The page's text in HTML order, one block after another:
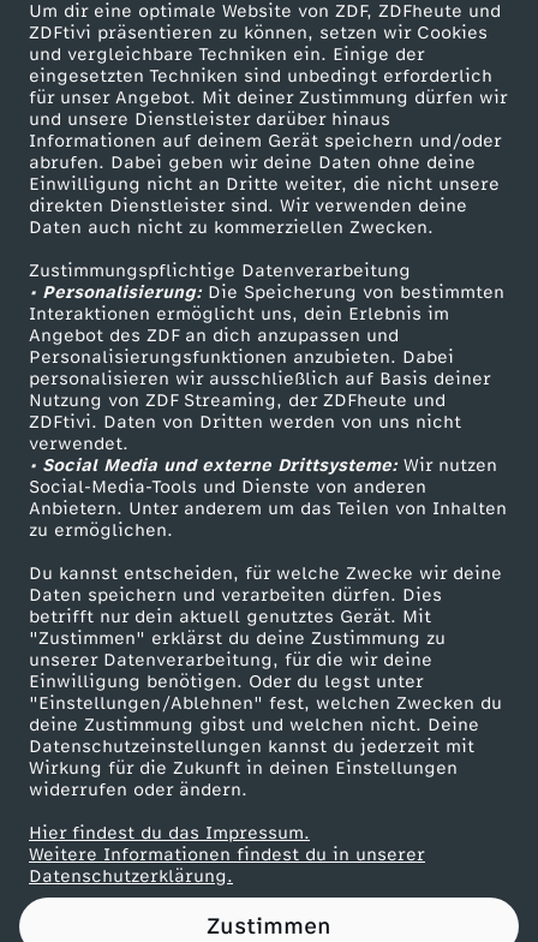
Um dir eine optimale Website von ZDF, ZDFheute und
ZDFtivi präsentieren zu können, setzen wir Cookies
und vergleichbare Techniken ein. Einige der
eingesetzten Techniken sind unbedingt erforderlich
für unser Angebot. Mit deiner Zustimmung dürfen wir
und unsere Dienstleister darüber hinaus
Informationen auf deinem Gerät speichern und/oder
abrufen. Dabei geben wir deine Daten ohne deine
Einwilligung nicht an Dritte weiter, die nicht unsere
direkten Dienstleister sind. Wir verwenden deine
Daten auch nicht zu kommerziellen Zwecken.
Zustimmungspflichtige Datenverarbeitung
• Personalisierung:Die Speicherung von bestimmten
Interaktionen ermöglicht uns, dein Erlebnis im
Angebot des ZDF an dich anzupassen und
Personalisierungsfunktionen anzubieten. Dabei
personalisieren wir ausschließlich auf Basis deiner
Nutzung von ZDF Streaming, der ZDFheute und
ZDFtivi. Daten von Dritten werden von uns nicht
verwendet.
• Social Media und externe Drittsysteme:Wir nutzen
Social-Media-Tools und Dienste von anderen
Anbietern. Unter anderem um das Teilen von Inhalten
zu ermöglichen.
Du kannst entscheiden, für welche Zwecke wir deine
Daten speichern und verarbeiten dürfen. Dies
betrifft nur dein aktuell genutztes Gerät. Mit
"Zustimmen" erklärst du deine Zustimmung zu
unserer Datenverarbeitung, für die wir deine
Einwilligung benötigen. Oder du legst unter
"Einstellungen/Ablehnen" fest, welchen Zwecken du
deine Zustimmung gibst und welchen nicht. Deine
Datenschutzeinstellungen kannst du jederzeit mit
Wirkung für die Zukunft in deinen Einstellungen
widerrufen oder ändern.
Hier findest du das Impressum.
Weitere Informationen findest du in unserer
Datenschutzerklärung.
Zustimmen
e
W
e
l
t
-
D
i
e
C
h
a
l
l
e
n
Mehr ZDF
ZDF-Apps
Smart TV
ZDFtext
Livestreams
Sendungen A-Z
TV-Programm
Service
ZDFmitreden
Kontakt zum ZDF
Tickets
Zuschauerservice
Hilfe
ZDF Unternehmen
Karriere
ZDF goes Schule
Werbefernsehen
Mainzelmännchen
Partner